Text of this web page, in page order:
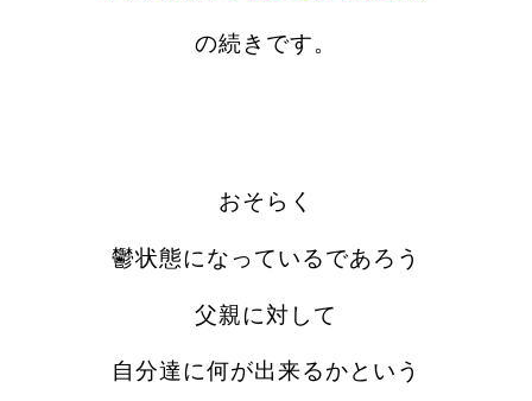
の続きです。
おそらく
鬱状態になっているであろう
父親に対して
自分達に何が出来るかという